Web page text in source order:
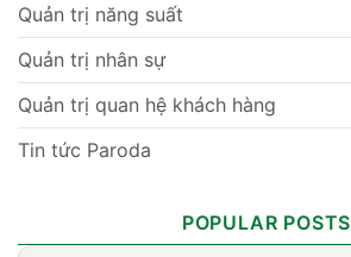
Quản trị năng suất
Quản trị nhân sự
Quản trị quan hệ khách hàng
Tin tức Paroda
POPULAR POSTS